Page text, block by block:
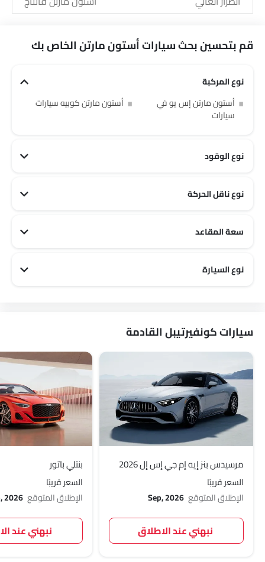
قم بتحسين بحث سيارات أستون مارتن الخاص بك
نوع المركبة
أستون مارتن إس يو في
سيارات
أستون مارتن كوبيه سيارات
نوع الوقود
نوع ناقل الحركة
سعة المقاعد
نوع السيارة
سيارات كونفيرتيبل القادمة
مرسيدس بنز إيه إم جي إس إل 2026
السعر قريبًا
الإطلاق المتوقع Sep, 2026
نبهني عند الاطلاق
بنتلي باتور
السعر قريبًا
الإطلاق المتوقع 2026
نبهني عند